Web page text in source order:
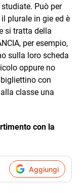
Può per
plurale in gie ed è
si tratta della
per esempio,
sulla loro scheda
oppure no
con
classe una
con la
Aggiungi